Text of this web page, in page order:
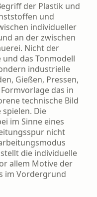
der Plas­tik und
und
individueller
an der zwischen
Nicht der
und das Tonmodell
industrielle
Gießen, Pressen,
das in
technische Bild
spielen. Die
im Sinne eines
nicht
die individuelle
allem Motive der
im Vordergrund